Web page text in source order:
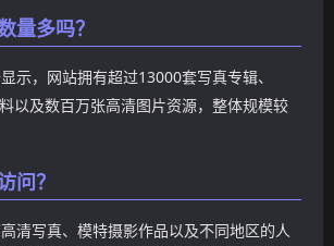
量多吗？
示，网站拥有超过13000套写真专辑、
以及数百万张高清图片资源，整体规模较
问？
清写真、模特摄影作品以及不同地区的人